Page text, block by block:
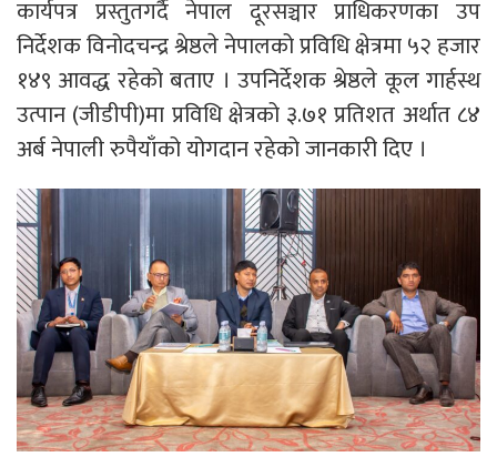
कार्यपत्र प्रस्तुतगर्दै नेपाल दूरसञ्चार प्राधिकरणका उप
निर्देशक विनोदचन्द्र श्रेष्ठले नेपालको प्रविधि क्षेत्रमा ५२ हजार
१४९ आवद्ध रहेको बताए । उपनिर्देशक श्रेष्ठले कूल गार्हस्थ
उत्पान (जीडीपी)मा प्रविधि क्षेत्रको ३.७१ प्रतिशत अर्थात ८४
अर्ब नेपाली रुपैयाँको योगदान रहेको जानकारी दिए ।